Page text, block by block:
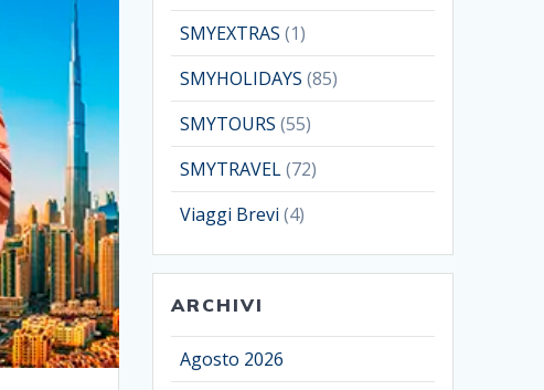
SMYEXTRAS (1)
SMYHOLIDAYS (85)
SMYTOURS (55)
SMYTRAVEL(72)
Viaggi Brevi (4)
ARCHIVI
Agosto 2026